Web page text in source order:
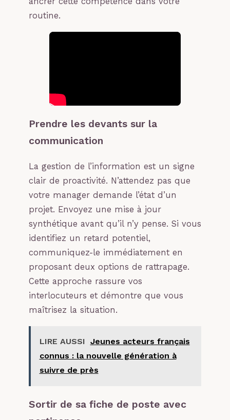
routine.
Prendre les devants sur la
communication
La gestion de l’information est un signe
clair de proactivité. N’attendez pas que
votre manager demande l’état d’un
projet. Envoyez une mise à jour
synthétique avant qu’il n’y pense. Si vous
identifiez un retard potentiel,
communiquez-le immédiatement en
proposant deux options de rattrapage.
Cette approche rassure vos
interlocuteurs et démontre que vous
maîtrisez la situation.
LIRE AUSSI Jeunes acteurs français
connus : la nouvelle génération à
suivre de près
Sortir de sa fiche de poste avec